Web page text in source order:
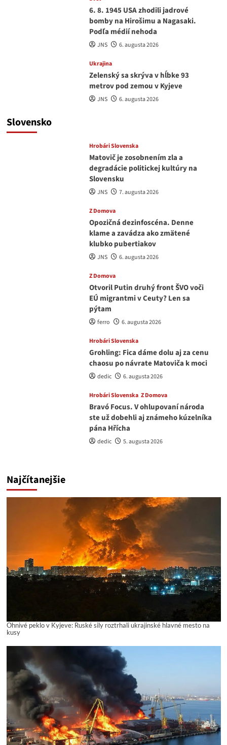
6. 8. 1945 USA zhodili jadrové
bomby na Hirošimu a Nagasaki.
Podľa médií nehoda
JNS 6. augusta 2026
Ukrajina
Zelenský sa skrýva v hĺbke 93
metrov pod zemou v Kyjeve
JNS 6. augusta 2026
Slovensko
Hrobári Slovenska
Matovič je zosobnením zla a
degradácie politickej kultúry na
Slovensku
JNS 7. augusta 2026
Z Domova
Opozičná dezinfoscéna. Denne
klame a zavádza ako zmätené
klubko pubertiakov
JNS 6. augusta 2026
Z Domova
Otvoril Putin druhý front ŠVO voči
EÚ migrantmi v Ceuty? Len sa
pýtam
ferro 6. augusta 2026
Hrobári Slovenska
Grohling: Fica dáme dolu aj za cenu
chaosu po návrate Matoviča k moci
dedic 6. augusta 2026
Hrobári Slovenska Z Domova
Bravó Focus. V ohlupovaní národa
ste už dobehli aj známeho kúzelníka
pána Hřícha
dedic 5. augusta 2026
Najčítanejšie
Ohnivé peklo v Kyjeve: Ruské sily roztrhali ukrajinské hlavné mesto na
kusy